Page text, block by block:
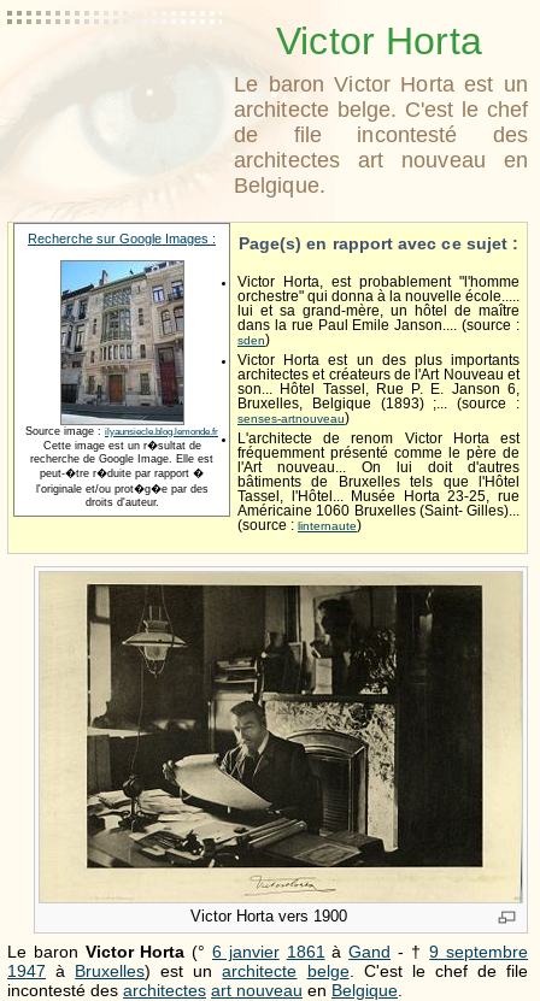
Victor Horta
Le baron Victor Horta est un
architecte belge. C'est le chef
de file incontesté des
architectes art nouveau en
Belgique.
Recherche sur Google Images :
Source image : ilyaunsiecle.blog.lemonde.fr
Cette image est un r�sultat de
recherche de Google Image. Elle est
peut-�tre r�duite par rapport �
l'originale et/ou prot�g�e par des
droits d'auteur.
Page(s) en rapport avec ce sujet :
Victor Horta, est probablement "l'homme
orchestre" qui donna à la nouvelle école.....
lui et sa grand-mère, un hôtel de maître
dans la rue Paul Emile Janson.... (source :
sden)
Victor Horta est un des plus importants
architectes et créateurs de l'Art Nouveau et
son... Hôtel Tassel, Rue P. E. Janson 6,
Bruxelles, Belgique (1893) ;... (source :
senses-artnouveau)
L'architecte de renom Victor Horta est
fréquemment présenté comme le père de
l'Art nouveau... On lui doit d'autres
bâtiments de Bruxelles tels que l'Hôtel
Tassel, l'Hôtel... Musée Horta 23-25, rue
Américaine 1060 Bruxelles (Saint- Gilles)...
(source : linternaute)
Victor Horta vers 1900
Le baron Victor Horta (° 6 janvier 1861 àGand - †9 septembre
1947 à Bruxelles) est unarchitecte belge. C'est le chef de file
incontesté des architectes art nouveau en Belgique